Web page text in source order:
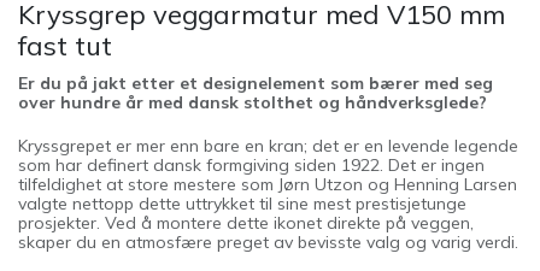
Kryssgrep veggarmatur med V150 mm
fast tut
Er du på jakt etter et designelement som bærer med seg
over hundre år med dansk stolthet og håndverksglede?
Kryssgrepet er mer enn bare en kran; det er en levende legende
som har definert dansk formgiving siden 1922. Det er ingen
tilfeldighet at store mestere som Jørn Utzon og Henning Larsen
valgte nettopp dette uttrykket til sine mest prestisjetunge
prosjekter. Ved å montere dette ikonet direkte på veggen,
skaper du en atmosfære preget av bevisste valg og varig verdi.